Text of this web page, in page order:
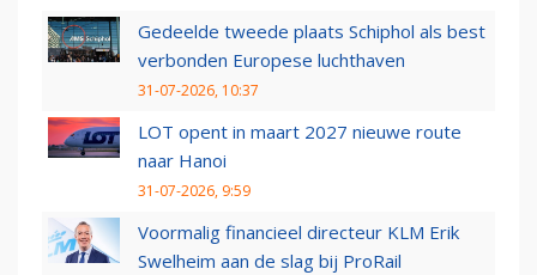
Gedeelde tweede plaats Schiphol als best
verbonden Europese luchthaven
31-07-2026, 10:37
LOT opent in maart 2027 nieuwe route
naar Hanoi
31-07-2026, 9:59
Voormalig financieel directeur KLM Erik
Swelheim aan de slag bij ProRail